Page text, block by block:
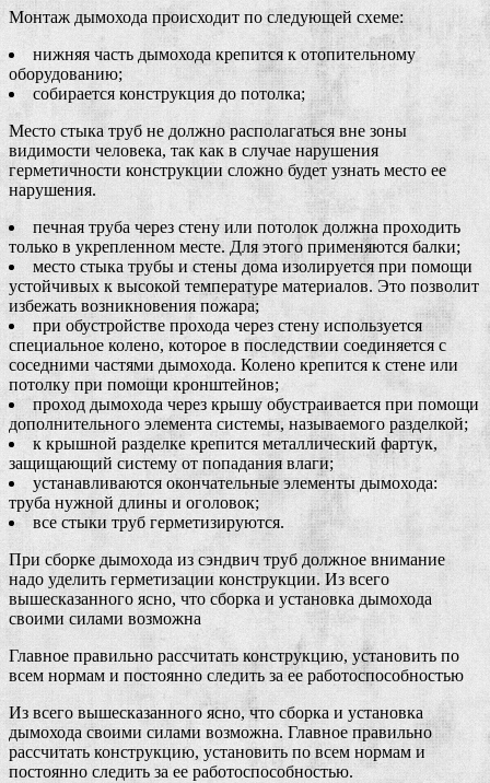
Монтаж дымохода происходит по следующей схеме:
нижняя часть дымохода крепится к отопительному
оборудованию;
собирается конструкция до потолка;
Место стыка труб не должно располагаться вне зоны
видимости человека, так как в случае нарушения
герметичности конструкции сложно будет узнать место ее
нарушения.
печная труба через стену или потолок должна проходить
только в укрепленном месте. Для этого применяются балки;
место стыка трубы и стены дома изолируется при помощи
устойчивых к высокой температуре материалов. Это позволит
избежать возникновения пожара;
при обустройстве прохода через стену используется
специальное колено, которое в последствии соединяется с
соседними частями дымохода. Колено крепится к стене или
потолку при помощи кронштейнов;
проход дымохода через крышу обустраивается при помощи
дополнительного элемента системы, называемого разделкой;
к крышной разделке крепится металлический фартук,
защищающий систему от попадания влаги;
устанавливаются окончательные элементы дымохода:
труба нужной длины и оголовок;
все стыки труб герметизируются.
При сборке дымохода из сэндвич труб должное внимание
надо уделить герметизации конструкции. Из всего
вышесказанного ясно, что сборка и установка дымохода
своими силами возможна
Главное правильно рассчитать конструкцию, установить по
всем нормам и постоянно следить за ее работоспособностью
Из всего вышесказанного ясно, что сборка и установка
дымохода своими силами возможна. Главное правильно
рассчитать конструкцию, установить по всем нормам и
постоянно следить за ее работоспособностью.